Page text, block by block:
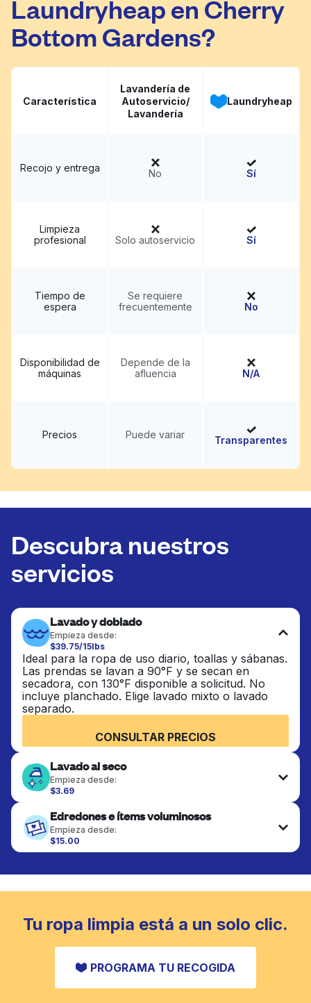
Laundryheap en Cherry
Bottom Gardens?
Característica
Lavandería de
Autoservicio/
Lavandería
Laundryheap
Recojo y entrega No Sí
Limpieza
profesional
Solo autoservicio Sí
Tiempo de
espera
Se requiere
frecuentemente
No
Disponibilidad de
máquinas
Depende de la
afluencia
N/A
Precios Puede variar Transparentes
Descubra nuestros
servicios
Lavado y doblado
Empieza desde:
$39.75/15lbs
Ideal para la ropa de uso diario, toallas y sábanas.
Las prendas se lavan a 90°F y se secan en
secadora, con 130°F disponible a solicitud. No
incluye planchado. Elige lavado mixto o lavado
separado.
CONSULTAR PRECIOS
Lavado al seco
Empieza desde:
$3.69
terminan de forma profesional. Adecuado para
trajes, vestidos, abrigos y telas que requieren
cuidado especial para mantener su forma, color y
textura.
Edredones e ítems voluminosos
Empieza desde:
$15.00
Los artículos grandes como edredones, mantas y
completamente. Diseñado para refrescar piezas
más pesadas que no caben en una lavadora
CONSULTAR PRECIOS
Tu ropa limpia está a un solo clic.
PROGRAMA TU RECOGIDA